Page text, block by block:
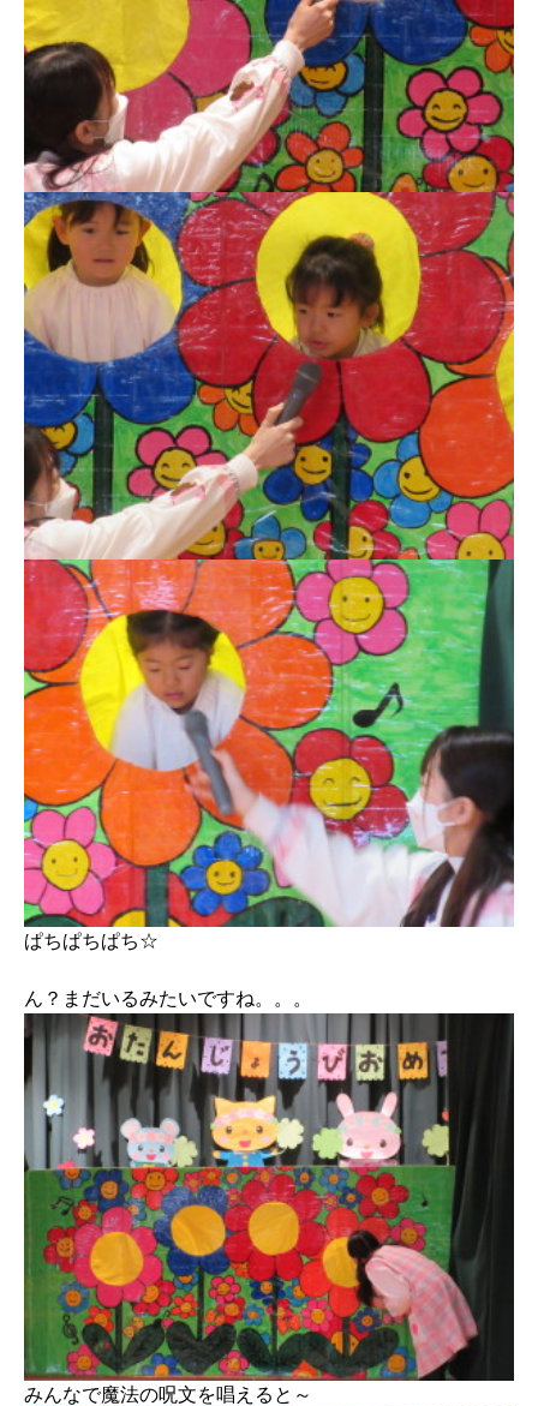
ぱちぱちぱち☆
ん？まだいるみたいですね。。。
みんなで魔法の呪文を唱えると～